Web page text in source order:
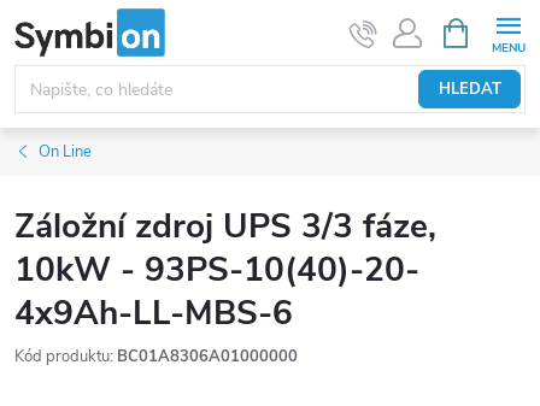
na
obsah
HLEDAT
NÁKUPNÍ
KOŠÍK
On Line
Záložní zdroj UPS 3/3 fáze,
10kW - 93PS-10(40)-20-
4x9Ah-LL-MBS-6
Kód produktu: BC01A8306A01000000